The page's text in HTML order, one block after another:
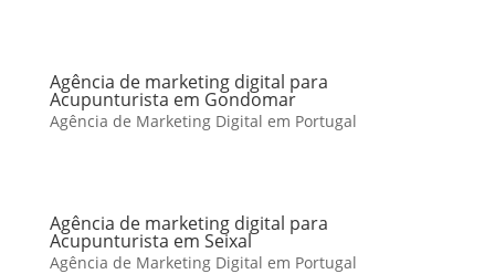
Agência de marketing digital para
Acupunturista em Gondomar
Agência de Marketing Digital em Portugal
Agência de marketing digital para
Acupunturista em Seixal
Agência de Marketing Digital em Portugal